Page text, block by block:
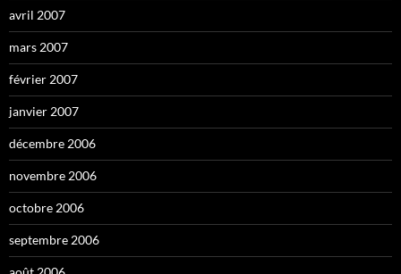
avril 2007
mars 2007
février 2007
janvier 2007
décembre 2006
novembre 2006
octobre 2006
septembre 2006